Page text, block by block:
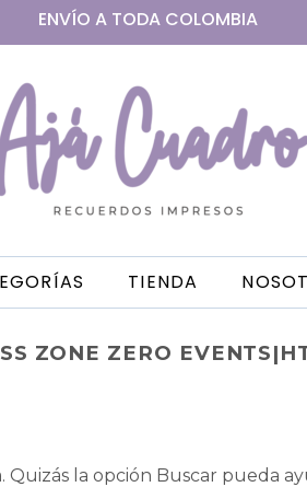
ENVÍO A TODA COLOMBIA
TIENDA
ZONE ZERO
la opción Buscar pueda